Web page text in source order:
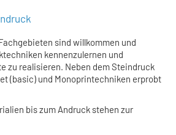
sind willkommen und
kennenzulernen und
zu realisieren. Neben dem Steindruck
(basic) und Monoprintechniken erprobt
bis zum Andruck stehen zur